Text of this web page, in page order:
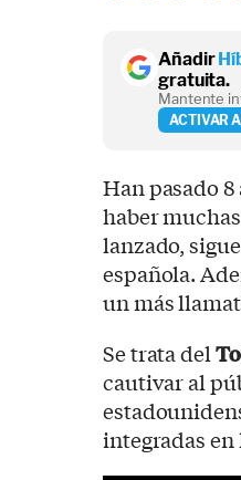
Añadir
gratuita.
Mantente
ACTIVAR
Han pasado
haber
lanzado,
española.
un más
Se trata del
cautivar al
integradas en